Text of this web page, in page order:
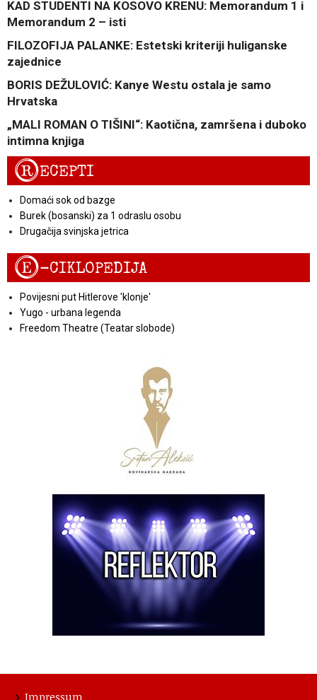
KAD STUDENTI NA KOSOVO KRENU: Memorandum 1 i
Memorandum 2 – isti
FILOZOFIJA PALANKE: Estetski kriteriji huliganske
zajednice
BORIS DEŽULOVIĆ: Kanye Westu ostala je samo
Hrvatska
„MALI ROMAN O TIŠINI“: Kaotična, zamršena i duboko
intimna knjiga
RECEPTI
Domaći sok od bazge
Burek (bosanski) za 1 odraslu osobu
Drugačija svinjska jetrica
E-CIKLOPEDIJA
Povijesni put Hitlerove 'klonje'
Yugo - urbana legenda
Freedom Theatre (Teatar slobode)
Impressum